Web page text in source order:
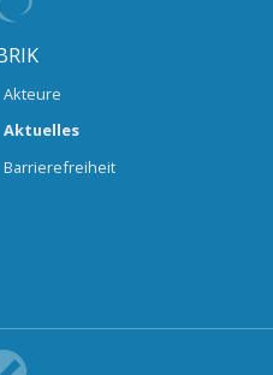
Akteure
Aktuelles
Barrierefreiheit